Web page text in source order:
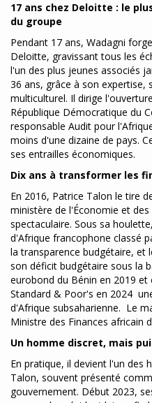
17 ans chez Deloitte : le
du groupe
Pendant 17 ans, Wadagni
Deloitte, gravissant tous les
l'un des plus jeunes associés
36 ans, grâce à son expertise,
multiculturel. Il dirige
République Démocratique du
responsable Audit pour
moins d'une dizaine de pays.
ses entrailles économiques.
Dix ans à transformer les
En 2016, Patrice Talon le tire
ministère de l'Économie et
spectaculaire. Sous sa
d'Afrique francophone classé
la transparence budgétaire, et
son déficit budgétaire sous la
eurobond du Bénin en 2019
Standard & Poor's en 2024
d'Afrique subsaharienne. Le
Ministre des Finances africain
Un homme discret, mais
En pratique, il devient l'un des
Talon, souvent présenté
gouvernement. Début 2023,